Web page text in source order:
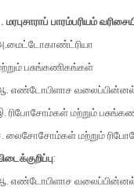
மரபுசாராப் பாரம்பரியம்
பசுங்கணிகங்கள்
எண்டோபிளாச வலைப்பின்னல்
ரிபோசோம்கள் மற்றும்
லைசோசோம்கள் மற்றும்
:
எண்டோபிளாச வலைப்பின்னல்